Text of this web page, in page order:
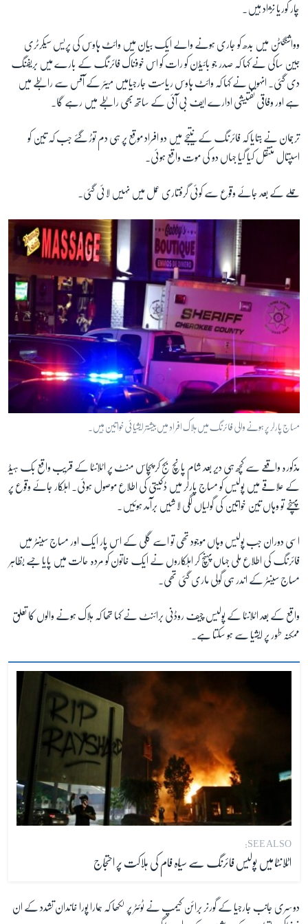
زبان
چار کوریا نژاد ہیں۔
وواشنگٹن میں بدھ کو جاری ہونے والے ایک بیان میں وائٹ ہاوس کی پریس سیکرٹری
جین ساکی نے کہا کہ صدر جو بائیڈن کو رات کو اس خوفناک فائرنگ کے بارے میں بریفنگ
دی گئی۔ انہوں نے کہا کہ وائٹ ہاوس ریاست جارجیامیں میئر کے آفس سے رابطے میں
ہے اور وفاقی تفتیشی ادارے ایف بی آئی کے ساتھ بھی رابطے میں رہے گا۔
ترجمان نے بتایا کہ فائرنگ کے نتیجے میں دو افراد موقع پر ہی دم توڑ گئے جب کہ تین کو
اسپتال منتقل کیا گیا جہاں دو کی موت واقع ہوئی۔
حملے کے بعد جائے وقوع سے کوئی گرفتاری عمل میں نہیں لائی گئی۔
مساج پارلر پر ہونے والی فائرنگ میں ہلاک افراد میں بیشتر ایشیائی خواتین ہیں۔
مذکورہ واقعے سے کچھ ہی دیر بعد شام پانچ بج کر پچاس منٹ پر اٹلانٹا کے قریب واقع بک ہیڈ
کے علاقے میں پولیس کو مساج پارلر میں ڈکیتی کی اطلاع موصول ہوئی۔ اہلکار جائے وقوع پر
پہنچے تو وہاں تین خواتین کی گولیاں لگی لاشیں برآمد ہوئیں۔
اسی دوران جب پولیس وہاں موجود تھی تو اسے گلی کے اس پار ایک اور مساج سینٹر میں
فائرنگ کی اطلاع ملی جہاں پہنچ کر اہلکاروں نے ایک خاتون کو مردہ حالت میں پایا جسے بظاہر
مساج سینٹر کے اندر ہی گولی ماری گئی تھی۔
واقع کے بعد اٹلانٹا کے پولیس چیف روڈنی برائنٹ نے کہا تھا کہ ہلاک ہونے والوں کا تعلق
ممکنہ طور پر ایشیا سے ہو سکتا ہے۔
SEE ALSO:
اٹلانٹا میں پولیس فائرنگ سے سیاہ فام کی ہلاکت پر احتجاج
دوسری جانب جارجیا کے گورنر برائن کیمپ نے ٹوئٹر پر لکھا کہ ہمارا پورا خاندان تشدد کے ان